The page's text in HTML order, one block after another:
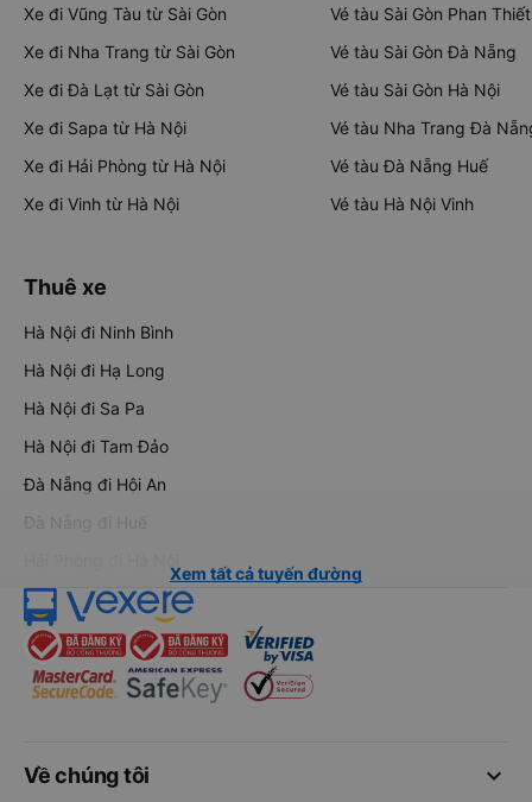
Xe đi Vũng Tàu từ Sài Gòn
Xe đi Nha Trang từ Sài Gòn
Xe đi Đà Lạt từ Sài Gòn
Xe đi Sapa từ Hà Nội
Xe đi Hải Phòng từ Hà Nội
Xe đi Vinh từ Hà Nội
Vé tàu Sài Gòn Phan Thiết
Vé tàu Sài Gòn Đà Nẵng
Vé tàu Sài Gòn Hà Nội
Vé tàu Nha Trang Đà
Vé tàu Đà Nẵng Huế
Vé tàu Hà Nội Vinh
Thuê xe
Hà Nội đi Ninh Bình
Hà Nội đi Hạ Long
Hà Nội đi Sa Pa
Hà Nội đi Tam Đảo
Đà Nẵng đi Hội An
Đà Nẵng đi Huế
Xem tất cả tuyến đường
keyboard_arrow_down
Về chúng tôi